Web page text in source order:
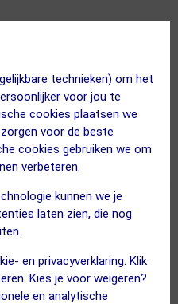
technieken) om het
voor jou te
cookies plaatsen we
voor de beste
cookies gebruiken we om
verbeteren.
kunnen we je
laten zien, die nog
en privacyverklaring. Klik
Kies je voor weigeren?
en analytische
in huis
Sport Zonnebril Paars m...